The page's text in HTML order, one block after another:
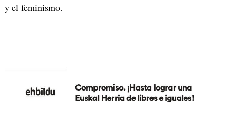
y el feminismo.